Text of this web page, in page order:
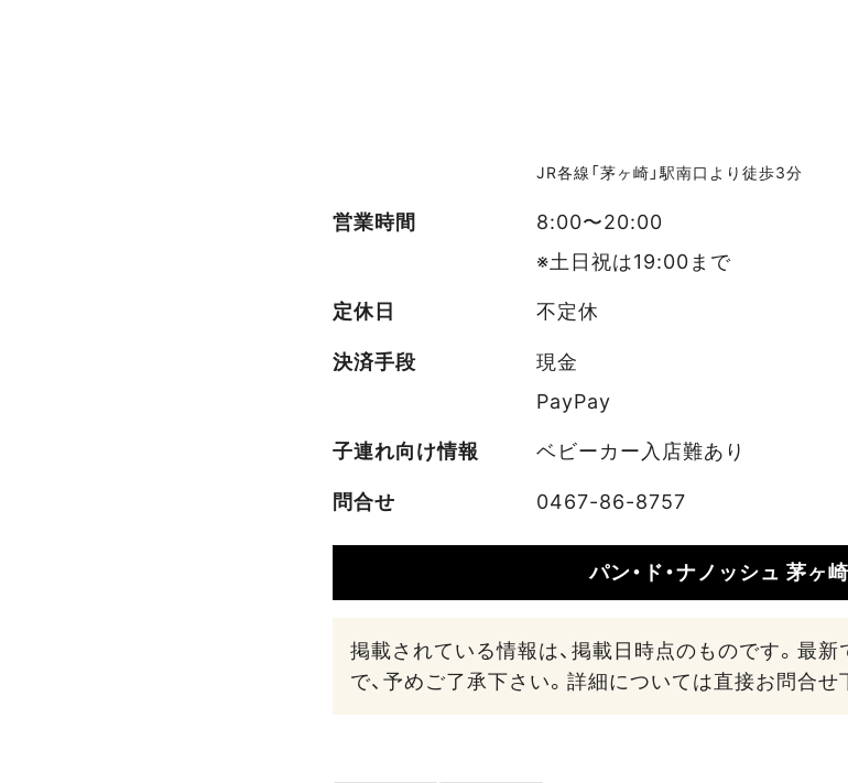
JR各線「茅ヶ崎」駅南口より徒歩3分
営業時間
8:00〜20:00
※土日祝は19:00まで
定休日 不定休
決済手段
現金
PayPay
子連れ向け情報 ベビーカー入店難あり
問合せ 0467-86-8757
パン・ド・ナノッシュ 茅ヶ
掲載されている情報は、掲載日時点のものです。最
で、予めご了承下さい。詳細については直接お問合せ